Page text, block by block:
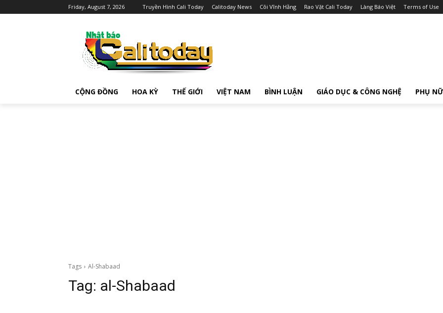
Friday, August 7, 2026 Truyền Hình Cali Today Calitoday News Cõi Vĩnh Hằng Rao Vặt Cali Today Làng Báo Việt Terms of Use
CỘNG ĐỒNG HOA KỲ THẾ GIỚI VIỆT NAM BÌNH LUẬN GIÁO DỤC & CÔNG NGHỆ PHỤ NỮ
Tags Al-Shabaad
Tag: al-Shabaad